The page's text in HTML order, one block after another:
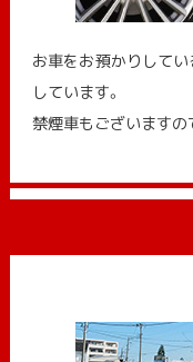
お車をお預かりして
しています。
禁煙車もございますの